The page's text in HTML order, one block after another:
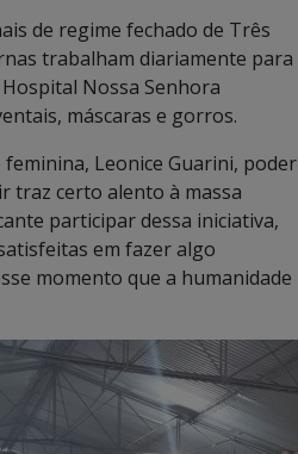
de regime fechado de Três
trabalham diariamente para
Nossa Senhora
máscaras e gorros.
Leonice Guarini, poder
traz certo alento à massa
participar dessa iniciativa,
em fazer algo
momento que a humanidade